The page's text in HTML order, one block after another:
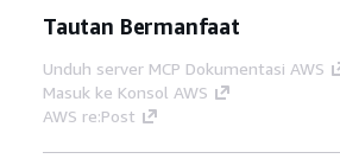
Tautan Bermanfaat
Unduh server MCP Dokumentasi AWS
Masuk ke Konsol AWS
AWS re:Post